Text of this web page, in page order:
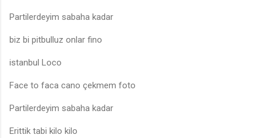
Partilerdeyim sabaha kadar
biz bi pitbulluz onlar fino
istanbul Loco
Face to faca cano çekmem foto
Partilerdeyim sabaha kadar
Erittik tabi kilo kilo